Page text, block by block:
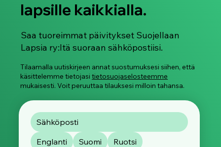
Suojellaan Lapsia ry juhlistaa Pride-
lapsille kaikkialla.
Saa tuoreimmat päivitykset Suojellaan
Lapsia ry:ltä suoraan sähköpostiisi.
Tilaamalla uutiskirjeen annat suostumuksesi siihen, että
käsittelemme tietojasitietosuojaselosteemme
mukaisesti. Voit peruuttaa tilauksesi milloin tahansa.
Englanti Suomi Ruotsi